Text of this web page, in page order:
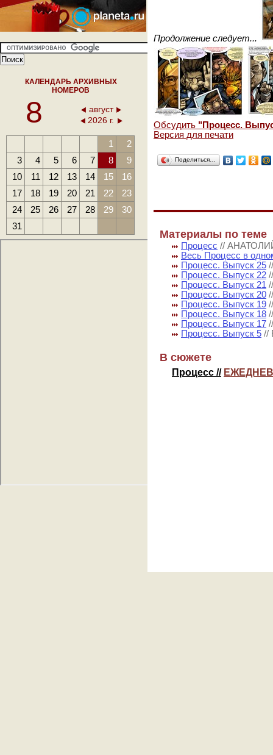
КАЛЕНДАРЬ АРХИВНЫХ
НОМЕРОВ
8
август
2026 г.
1
2
3
4 5 6 7 8
9
10
11 12 13 14 15
16
17
18 19 20 21 22
23
24
25 26 27 28 29
30
31
Продолжение следует...
Обсудить "Процесс.
Версия для печати
Поделиться…
Материалы по теме
Процесс //
Весь Процесс в
Процесс. Выпуск 25
Процесс. Выпуск 22
Процесс. Выпуск 21
Процесс. Выпуск 20
Процесс. Выпуск 19
Процесс. Выпуск 18
Процесс. Выпуск 17
Процесс. Выпуск 5 //
В сюжете
Процесс //